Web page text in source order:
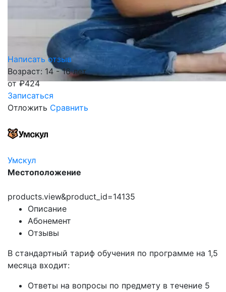
Написать отзыв
Возраст: 14 - 16 лет
от₽424
Записаться
Отложить Сравнить
Умскул
Местоположение
products.view&product_id=14135
Описание
Абонемент
Отзывы
В стандартный тариф обучения по программе на 1,5
месяца входит:
Ответы на вопросы по предмету в течение 5